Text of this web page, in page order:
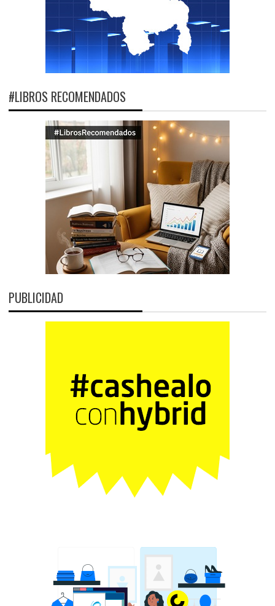
#LIBROS RECOMENDADOS
PUBLICIDAD